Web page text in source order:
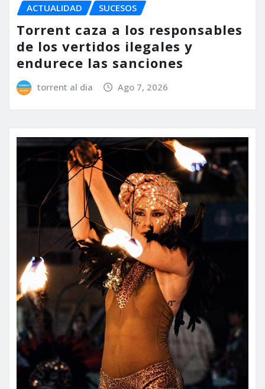
ACTUALIDAD SUCESOS
Torrent caza a los responsables
de los vertidos ilegales y
endurece las sanciones
torrent al dia Ago 7, 2026